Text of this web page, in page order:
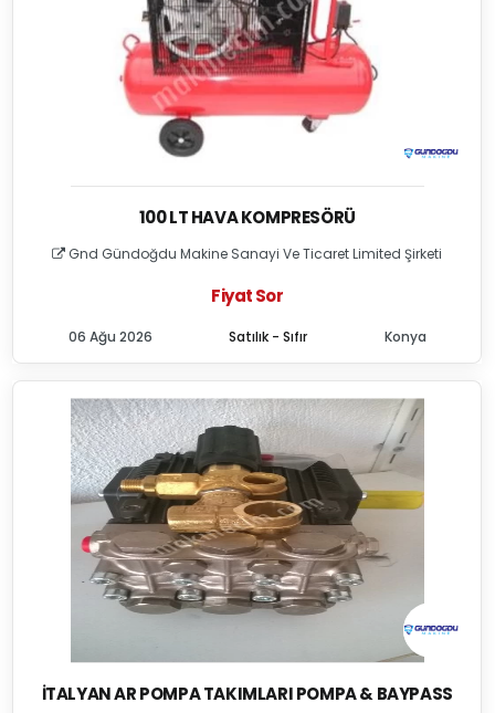
100 LT HAVA KOMPRESÖRÜ
Gnd Gündoğdu Makine Sanayi Ve Ticaret Limited Şirketi
Fiyat Sor
Satılık - Sıfır
06 Ağu 2026 Konya
İTALYAN AR POMPA TAKIMLARI POMPA & BAYPASS